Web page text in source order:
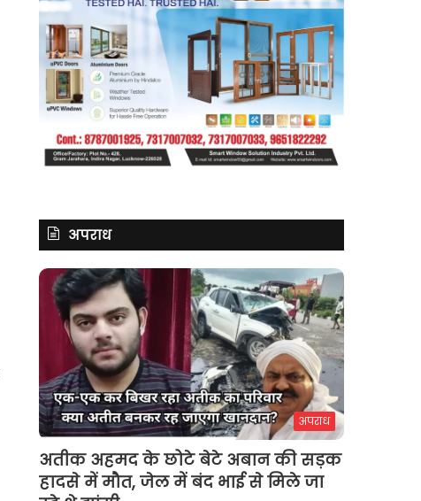
अपराध
अपराध
अतीक अहमद के छोटे बेटे अबान की सड़क
हादसे में मौत, जेल में बंद भाई से मिले जा